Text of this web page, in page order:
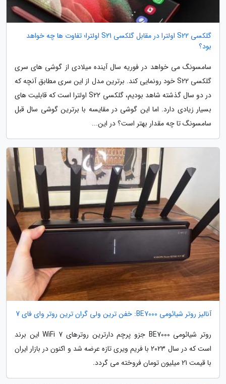
گلکسی S22 اولترا در مقابل گلکسی S21 اولترا؛ تفاوت ها چه خواهد
بود؟
سامسونگ می خواهد در فوریه سال آینده میلادی از گوشی های سری
گلکسی S22 خود رونمایی کند. برترین مدل از این سری مطابق آنچه که
در دو سال گذشته شاهد بودیم، گلکسی S22 اولترا است که قابلیت های
بسیار زیادی دارد. اما این گوشی در مقایسه با برترین گوشی سال قبل
سامسونگ تا چه مقدار بهتر است؟ در این...
آنالیز روتر شیائومی BE7000: خفن ترین ولی گران ترین روتر وای فای 7
روتر شیائومی BE7000 جزو پرچم دارترین روترهای WiFi 7 این برند
است که در سال 2023 با فریم ویری تازه عرضه شد و اکنون در بازار ایران
با قیمت 21 میلیون تومان فروخته می گردد.